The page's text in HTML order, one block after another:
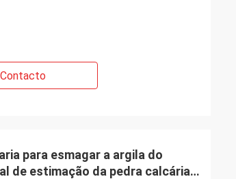
Contacto
para esmagar a argila do
de estimação da pedra calcária